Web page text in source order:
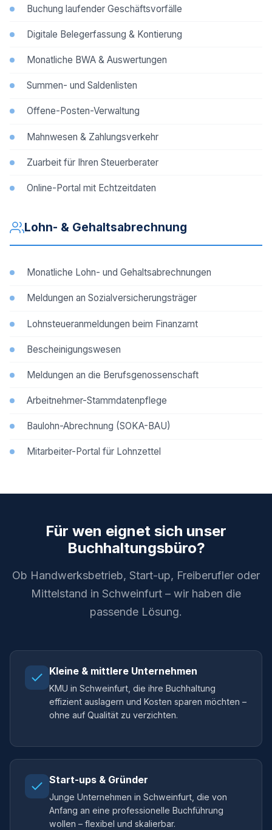
Buchung laufender Geschäftsvorfälle
Digitale Belegerfassung & Kontierung
Monatliche BWA & Auswertungen
Summen- und Saldenlisten
Offene-Posten-Verwaltung
Mahnwesen & Zahlungsverkehr
Zuarbeit für Ihren Steuerberater
Online-Portal mit Echtzeitdaten
Lohn- & Gehaltsabrechnung
Monatliche Lohn- und Gehaltsabrechnungen
Meldungen an Sozialversicherungsträger
Lohnsteueranmeldungen beim Finanzamt
Bescheinigungswesen
Meldungen an die Berufsgenossenschaft
Arbeitnehmer-Stammdatenpflege
Baulohn-Abrechnung (SOKA-BAU)
Mitarbeiter-Portal für Lohnzettel
Für wen eignet sich unser
Buchhaltungsbüro?
Ob Handwerksbetrieb, Start-up, Freiberufler oder
Mittelstand in Schweinfurt – wir haben die
passende Lösung.
Kleine & mittlere Unternehmen
KMU in Schweinfurt, die ihre Buchhaltung
effizient auslagern und Kosten sparen möchten –
ohne auf Qualität zu verzichten.
Start-ups & Gründer
Junge Unternehmen in Schweinfurt, die von
Anfang an eine professionelle Buchführung
wollen – flexibel und skalierbar.